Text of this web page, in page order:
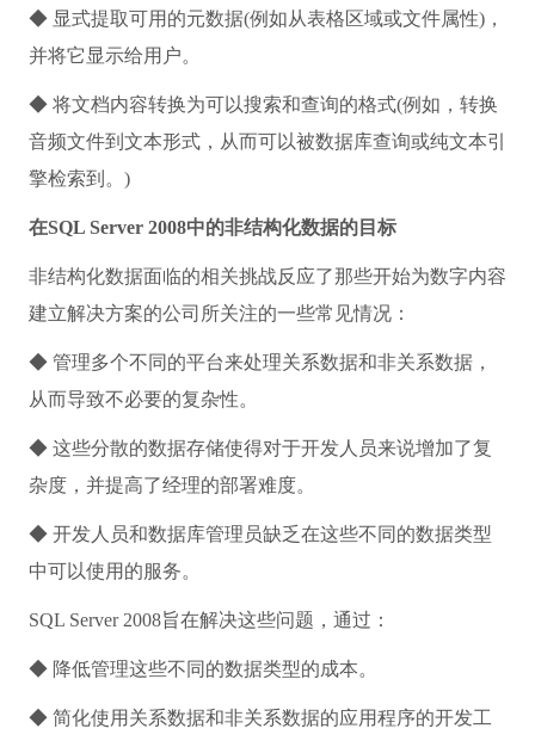
◆ 显式提取可用的元数据(例如从表格区域或文件属性)，
并将它显示给用户。
◆ 将文档内容转换为可以搜索和查询的格式(例如，转换
音频文件到文本形式，从而可以被数据库查询或纯文本引
擎检索到。)
在SQL Server 2008中的非结构化数据的目标
非结构化数据面临的相关挑战反应了那些开始为数字内容
建立解决方案的公司所关注的一些常见情况：
◆ 管理多个不同的平台来处理关系数据和非关系数据，
从而导致不必要的复杂性。
◆ 这些分散的数据存储使得对于开发人员来说增加了复
杂度，并提高了经理的部署难度。
◆ 开发人员和数据库管理员缺乏在这些不同的数据类型
中可以使用的服务。
SQL Server 2008旨在解决这些问题，通过：
◆ 降低管理这些不同的数据类型的成本。
◆ 简化使用关系数据和非关系数据的应用程序的开发工